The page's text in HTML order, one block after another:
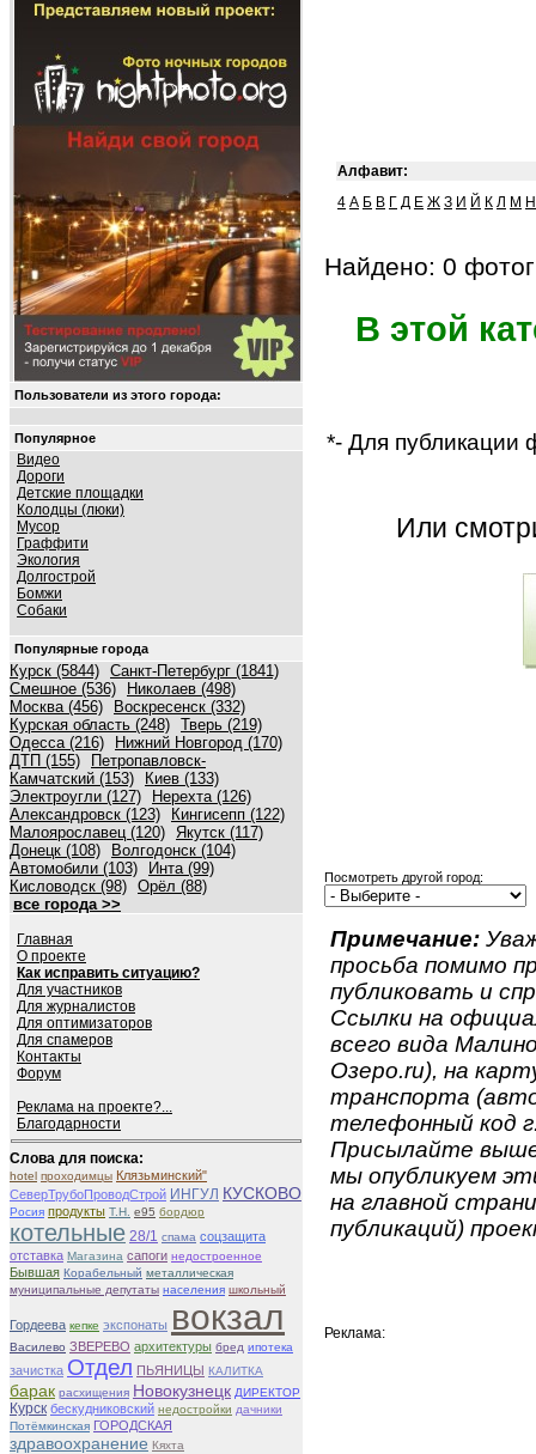
Пользователи из этого города:
Популярное
Видео
Дороги
Детские площадки
Колодцы (люки)
Мусор
Граффити
Экология
Долгострой
Бомжи
Собаки
Популярные города
Курск (5844) Санкт-Петербург (1841)
Смешное (536)
Николаев (498)
Москва (456)
Воскресенск (332)
Курская область (248) Тверь (219)
Одесса (216)
Нижний Новгород (170)
ДТП (155)
Петропавловск-
Камчатский (153)
Киев (133)
Электроугли (127)
Нерехта (126)
Александровск (123)
Кингисепп (122)
Малоярославец (120) Якутск (117)
Донецк (108)
Волгодонск (104)
Автомобили (103)
Инта (99)
Кисловодск (98) Орёл (88)
все города >>
Главная
О проекте
Как исправить ситуацию?
Для участников
Для журналистов
Для оптимизаторов
Для спамеров
Контакты
Форум
Реклама на проекте?...
Благодарности
Слова для поиска:
hotel проходимцы Клязьминский"
СеверТрубоПроводСтрой ИНГУЛ КУСКОВО
Росия продукты Т.Н. е95 бордюр
котельные 28/1 спама соцзащита
отставка Магазина сапоги недостроенное
Бывшая Корабельный металлическая
муниципальные депутаты населения школьный
Гордеева кепке экспонаты вокзал
Василево ЗВЕРЕВО архитектуры бред ипотека
зачистка Отдел ПЬЯНИЦЫ КАЛИТКА
барак расхищения Новокузнецк ДИРЕКТОР
Курск бескудниковский недостройки дачники
Потёмкинская ГОРОДСКАЯ
здравоохранение Кяхта
Алфавит:
4 А Б В Г Д Е Ж З И Й К Л М Н
Найдено: 0
В этой
*- Для публикации
Или
Посмотреть другой город:
Примечание:
просьба помимо
публиковать и
Ссылки на
всего вида
Озеро.ru), на
транспорта
телефонный код
Присылайте
мы опубликуем
на главной
публикаций)
Реклама: